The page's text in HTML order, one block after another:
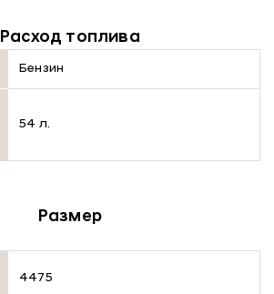
Расход топлива
Бензин
54 л.
Размер
4475